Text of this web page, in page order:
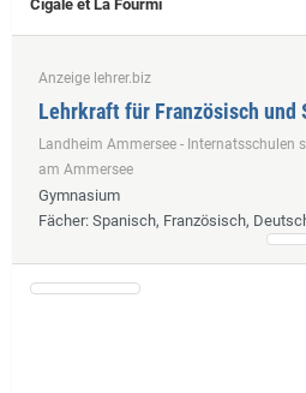
Cigale et La Fourmi
Anzeige lehrer.biz
Lehrkraft für Französisch und
Landheim Ammersee - Internatsschulen
am Ammersee
Gymnasium
Fächer: Spanisch, Französisch,